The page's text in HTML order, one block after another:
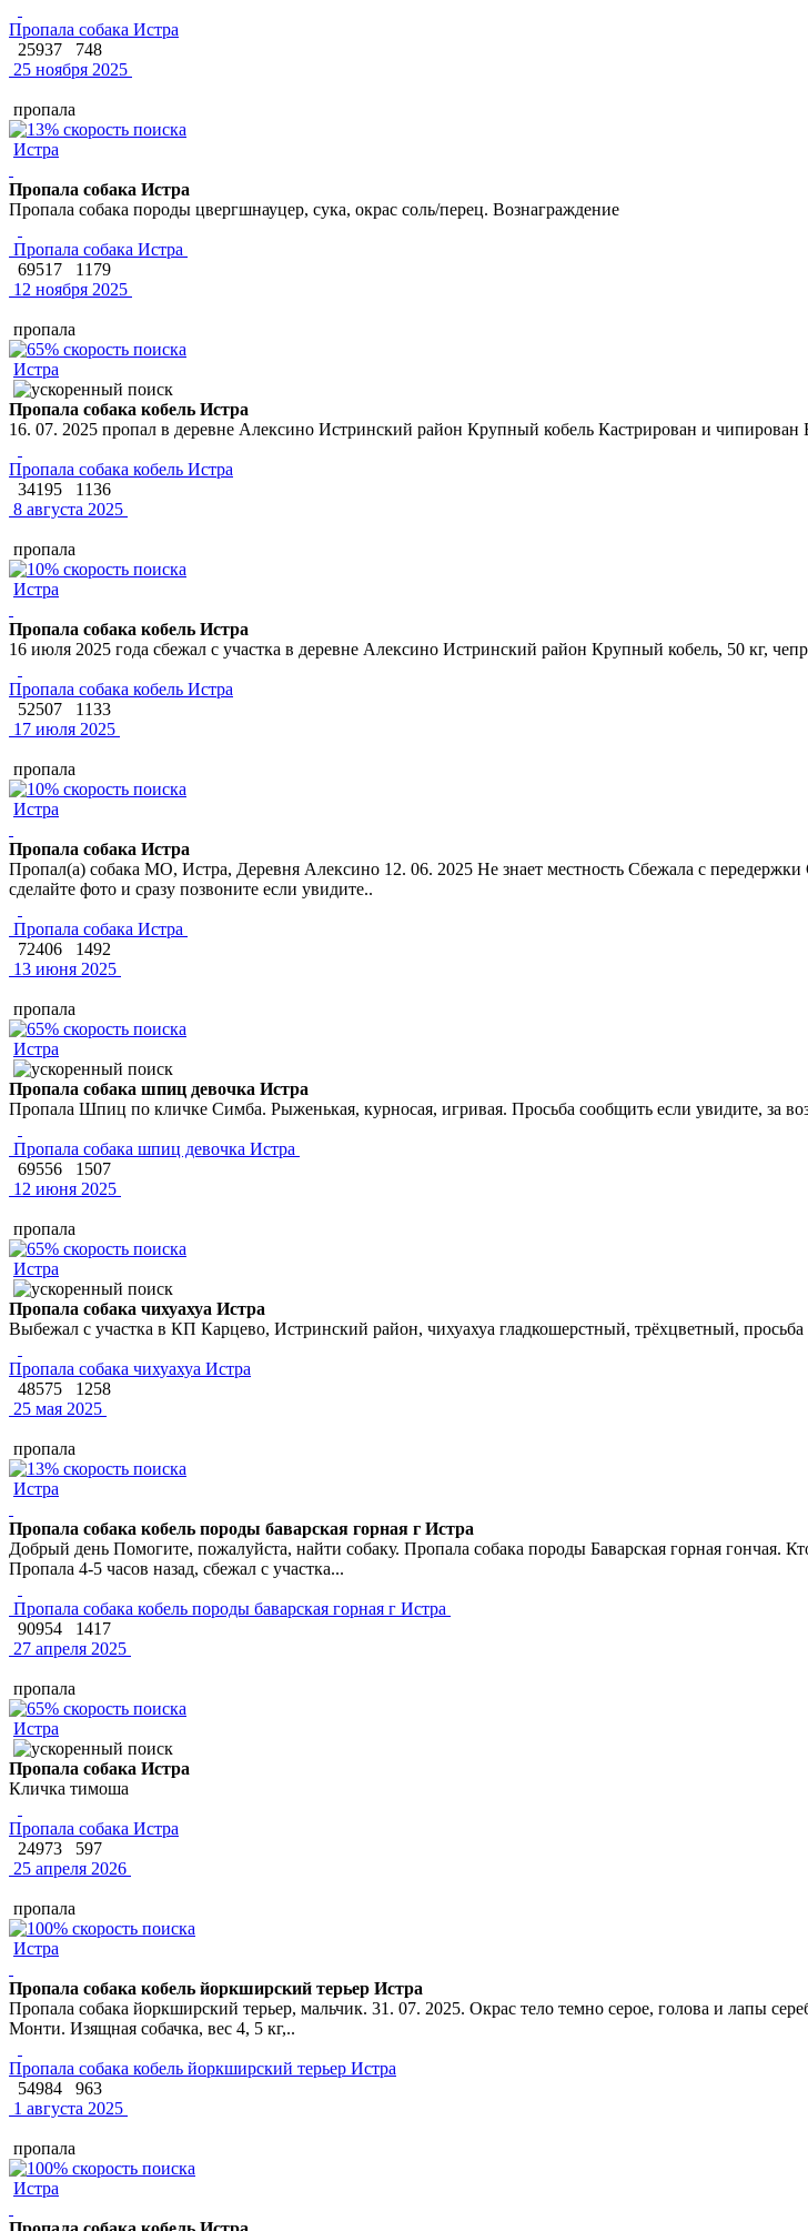
Пропала собака Истра
25937
748
25 ноября 2025
пропала
Истра
Пропала собака Истра
Пропала собака породы цвергшнауцер, сука, окрас соль/перец. Вознаграждение
Пропала собака Истра
69517
1179
12 ноября 2025
пропала
Истра
Пропала собака кобель Истра
16. 07. 2025 пропал в деревне Алексино Истринский район Крупный кобель Кастрирован и
Пропала собака кобель Истра
34195
1136
8 августа 2025
пропала
Истра
Пропала собака кобель Истра
16 июля 2025 года сбежал с участка в деревне Алексино Истринский район Крупный кобель, 50 кг,
Пропала собака кобель Истра
52507
1133
17 июля 2025
пропала
Истра
Пропала собака Истра
Пропал(а) собака МО, Истра, Деревня Алексино 12. 06. 2025 Не знает местность Сбежала с
сделайте фото и сразу позвоните если увидите..
Пропала собака Истра
72406
1492
13 июня 2025
пропала
Истра
Пропала собака шпиц девочка Истра
Пропала Шпиц по кличке Симба. Рыженькая, курносая, игривая. Просьба сообщить если увидите, за
Пропала собака шпиц девочка Истра
69556
1507
12 июня 2025
пропала
Истра
Пропала собака чихуахуа Истра
Выбежал с участка в КП Карцево, Истринский район, чихуахуа гладкошерстный, трёхцветный,
Пропала собака чихуахуа Истра
48575
1258
25 мая 2025
пропала
Истра
Пропала собака кобель породы баварская горная г Истра
Добрый день Помогите, пожалуйста, найти собаку. Пропала собака породы Баварская горная гончая.
Пропала 4-5 часов назад, сбежал с участка...
Пропала собака кобель породы баварская горная г Истра
90954
1417
27 апреля 2025
пропала
Истра
Пропала собака Истра
Кличка тимоша
Пропала собака Истра
24973
597
25 апреля 2026
пропала
Истра
Пропала собака кобель йоркширский терьер Истра
Пропала собака йоркширский терьер, мальчик. 31. 07. 2025. Окрас тело темно серое, голова и лапы
Монти. Изящная собачка, вес 4, 5 кг,..
Пропала собака кобель йоркширский терьер Истра
54984
963
1 августа 2025
пропала
Истра